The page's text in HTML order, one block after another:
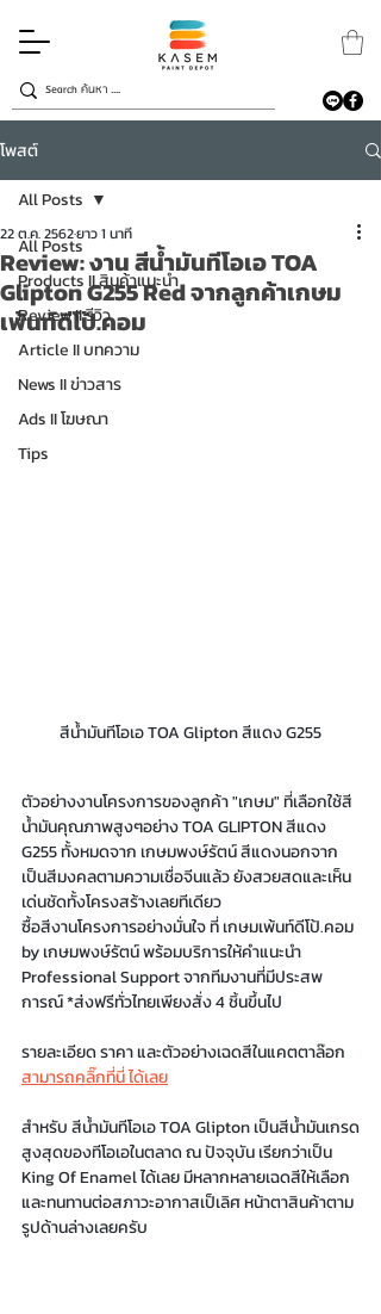
โพสต์
All Posts
Products II สินค้าแนะนำ
Review II รีวิว
Article II บทความ
News II ข่าวสาร
Ads II โฆษณา
Tips
All Posts
Review: งาน สีน้ำมันทีโอเอ TOA
Glipton G255 Red จากลูกค้าเกษม
เพ้นท์ดีโป้.คอม
22 ต.ค. 2562ยาว 1 นาที
สีน้ำมันทีโอเอ TOA Glipton สีแดง G255
ตัวอย่างงานโครงการของลูกค้า "เกษม" ที่เลือกใช้สี
น้ำมันคุณภาพสูงๆอย่าง TOA GLIPTON สีแดง
G255 ทั้งหมดจาก เกษมพงษ์รัตน์ สีแดงนอกจาก
เป็นสีมงคลตามความเชื่อจีนแล้ว ยังสวยสดและเห็น
เด่นชัดทั้งโครงสร้างเลยทีเดียว
ซื้อสีงานโครงการอย่างมั่นใจ ที่ เกษมเพ้นท์ดีโป้.คอม
by เกษมพงษ์รัตน์ พร้อมบริการให้คำแนะนำ
Professional Support จากทีมงานที่มีประสพ
การณ์ *ส่งฟรีทั่วไทยเพียงสั่ง 4 ชิ้นขึ้นไป
รายละเอียด ราคา และตัวอย่างเฉดสีในแคตตาล๊อก
สามารถคลิ๊กที่นี่ ได้เลย
สำหรับ สีน้ำมันทีโอเอ TOA Glipton เป็นสีน้ำมันเกรด
สูงสุดของทีโอเอในตลาด ณ ปัจจุบัน เรียกว่าเป็น
King Of Enamel ได้เลย มีหลากหลายเฉดสีให้เลือก
และทนทานต่อสภาวะอากาสเป็เลิศ หน้าตาสินค้าตาม
รูปด้านล่างเลยครับ